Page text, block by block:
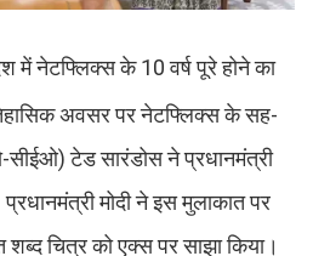
में नेटफ्लिक्स के 10 वर्ष पूरे होने का
अवसर पर नेटफ्लिक्स के सह-
सीईओ) टेड सारंडोस ने प्रधानमंत्री
मोदी ने इस मुलाकात पर
चित्र को एक्स पर साझा किया।